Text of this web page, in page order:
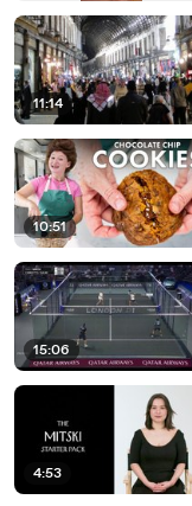
11:14
10:51
15:06
4:53